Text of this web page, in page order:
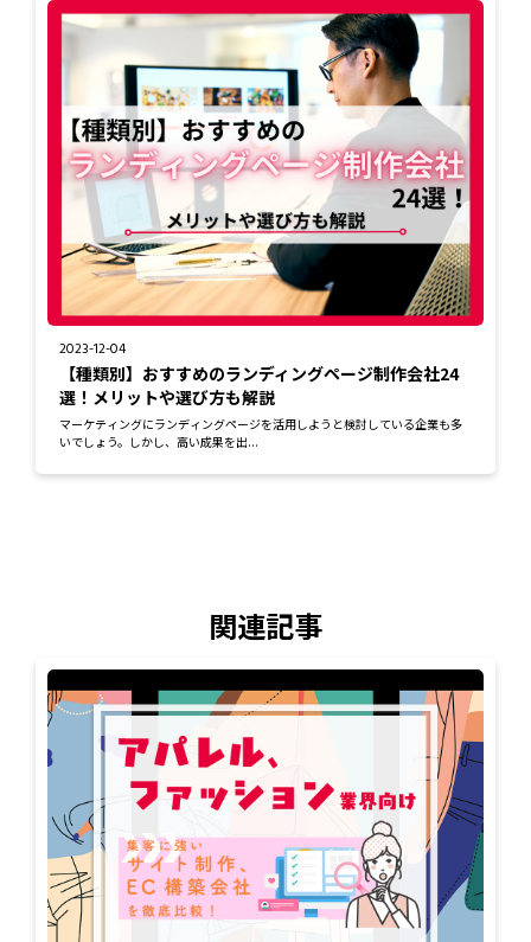
2023-12-04
【種類別】おすすめのランディングページ制作会社24
選！メリットや選び方も解説
マーケティングにランディングページを活用しようと検討している企業も多
いでしょう。しかし、高い成果を出...
関連記事